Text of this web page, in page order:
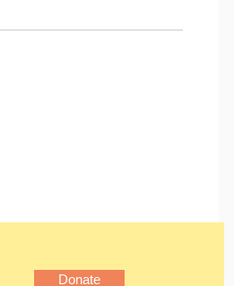
，個性害羞、缺乏領導
Donate